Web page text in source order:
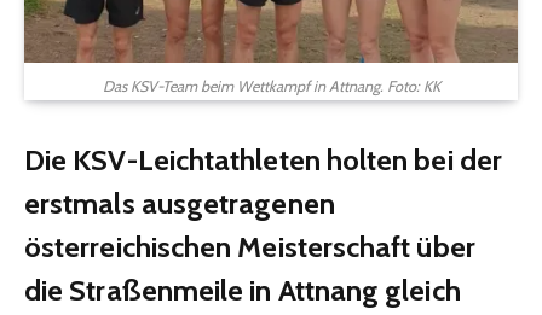
Das KSV-Team beim Wettkampf in Attnang. Foto: KK
Die KSV-Leichtathleten holten bei der
erstmals ausgetragenen
österreichischen Meisterschaft über
die Straßenmeile in Attnang gleich